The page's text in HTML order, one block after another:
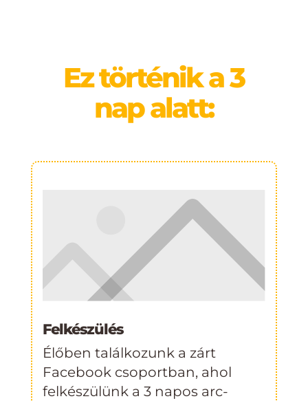
Ez történik a 3
nap alatt:
Felkészülés
Élőben találkozunk a zárt
Facebook csoportban, ahol
felkészülünk a 3 napos arc-